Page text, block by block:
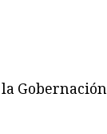
Gobernación